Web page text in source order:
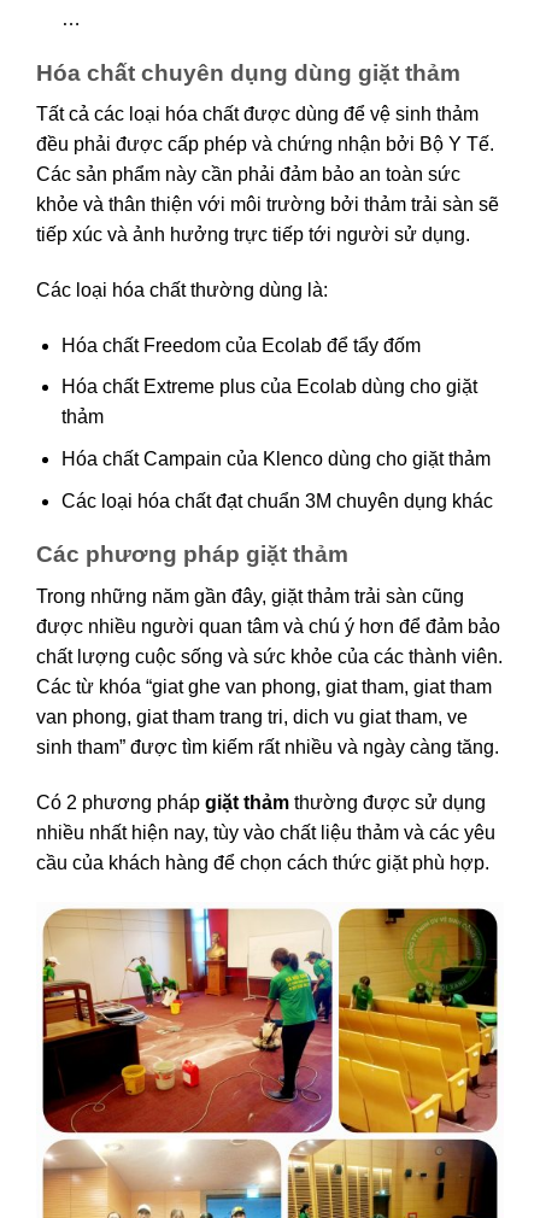
…
Hóa chất chuyên dụng dùng giặt thảm
Tất cả các loại hóa chất được dùng để vệ sinh thảm
đều phải được cấp phép và chứng nhận bởi Bộ Y Tế.
Các sản phẩm này cần phải đảm bảo an toàn sức
khỏe và thân thiện với môi trường bởi thảm trải sàn sẽ
tiếp xúc và ảnh hưởng trực tiếp tới người sử dụng.
Các loại hóa chất thường dùng là:
Hóa chất Freedom của Ecolab để tẩy đốm
Hóa chất Extreme plus của Ecolab dùng cho giặt
thảm
Hóa chất Campain của Klenco dùng cho giặt thảm
Các loại hóa chất đạt chuẩn 3M chuyên dụng khác
Các phương pháp giặt thảm
Trong những năm gần đây, giặt thảm trải sàn cũng
được nhiều người quan tâm và chú ý hơn để đảm bảo
chất lượng cuộc sống và sức khỏe của các thành viên.
Các từ khóa “giat ghe van phong, giat tham, giat tham
van phong, giat tham trang tri, dich vu giat tham, ve
sinh tham” được tìm kiếm rất nhiều và ngày càng tăng.
Có 2 phương pháp giặt thảm thường được sử dụng
nhiều nhất hiện nay, tùy vào chất liệu thảm và các yêu
cầu của khách hàng để chọn cách thức giặt phù hợp.